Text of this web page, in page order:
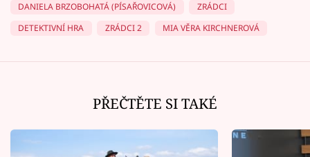
DANIELA BRZOBOHATÁ (PÍSAŘOVICOVÁ)
ZRÁDCI
DETEKTIVNÍ HRA
ZRÁDCI 2 MIA VĚRA KIRCHNEROVÁ
PŘEČTĚTE SI TAKÉ